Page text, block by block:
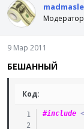
Модератор
9 Мар 2011
БЕШАННЫЙ
Код:
#include